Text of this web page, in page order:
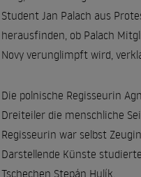
Student Jan Palach aus
herausfinden, ob Palach
Novy verunglimpft wird,
Die polnische Regisseurin
Dreiteiler die menschliche
Regisseurin war selbst
Darstellende Künste
Tschechen Stepán Hulík.